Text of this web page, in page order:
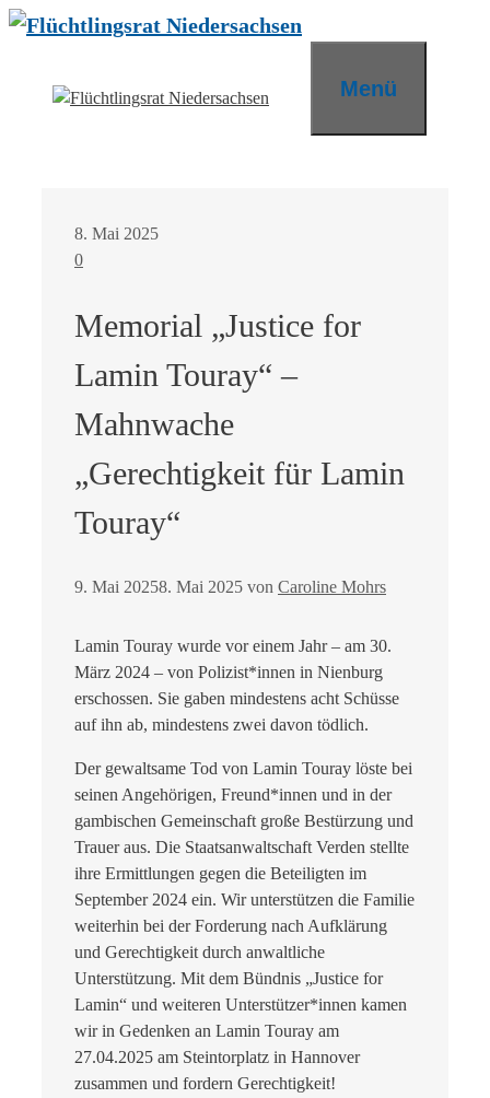
Zum
Menü
8. Mai 2025
0
Memorial „Justice for
Lamin Touray“ –
Mahnwache
„Gerechtigkeit für Lamin
Touray“
9. Mai 20258. Mai 2025 von Caroline Mohrs
Lamin Touray wurde vor einem Jahr – am 30.
März 2024 – von Polizist*innen in Nienburg
erschossen. Sie gaben mindestens acht Schüsse
auf ihn ab, mindestens zwei davon tödlich.
Der gewaltsame Tod von Lamin Touray löste bei
seinen Angehörigen, Freund*innen und in der
gambischen Gemeinschaft große Bestürzung und
Trauer aus. Die Staatsanwaltschaft Verden stellte
ihre Ermittlungen gegen die Beteiligten im
September 2024 ein. Wir unterstützen die Familie
weiterhin bei der Forderung nach Aufklärung
und Gerechtigkeit durch anwaltliche
Unterstützung. Mit dem Bündnis „Justice for
Lamin“ und weiteren Unterstützer*innen kamen
wir in Gedenken an Lamin Touray am
27.04.2025 am Steintorplatz in Hannover
zusammen und fordern Gerechtigkeit!